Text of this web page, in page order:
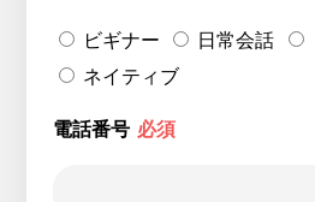
ビギナー 日常会話
ネイティブ
電話番号 必須